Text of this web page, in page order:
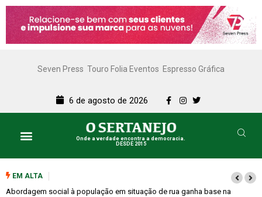
Seven Press Touro Folia Eventos Espresso Gráfica
6 de agosto de 2026
Onde a verdade encontra a democracia.
DESDE 2015
EM ALTA
Abordagem social à população em situação de rua ganha base na